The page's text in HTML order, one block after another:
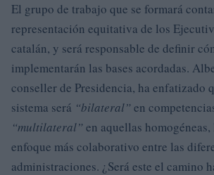
El grupo de trabajo que se formará
representación equitativa de los
catalán, y será responsable de definir
implementarán las bases acordadas.
conseller de Presidencia, ha enfatizado
sistema será “bilateral”en
“multilateral”en aquellas
enfoque más colaborativo entre las
administraciones. ¿Será este el camino